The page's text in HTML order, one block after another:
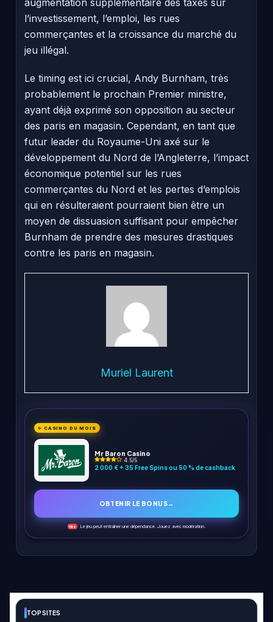
l’investissement, l’emploi, les rues
commerçantes et la croissance du marché du
jeu illégal.
Le timing est ici crucial, Andy Burnham, très
probablement le prochain Premier ministre,
ayant déjà exprimé son opposition au secteur
des paris en magasin. Cependant, en tant que
futur leader du Royaume-Uni axé sur le
développement du Nord de l’Angleterre, l’impact
économique potentiel sur les rues
commerçantes du Nord et les pertes d’emplois
qui en résulteraient pourraient bien être un
moyen de dissuasion suffisant pour empêcher
Burnham de prendre des mesures drastiques
contre les paris en magasin.
Muriel Laurent
✨ CASINO DU MOIS
Mr Baron Casino
4.5/5
2 000 € + 35 Free Spins ou 50 % de cashback
OBTENIR LE BONUS→
18+ Le jeu peut entraîner une dépendance. Jouez avec modération.
TOP SITES